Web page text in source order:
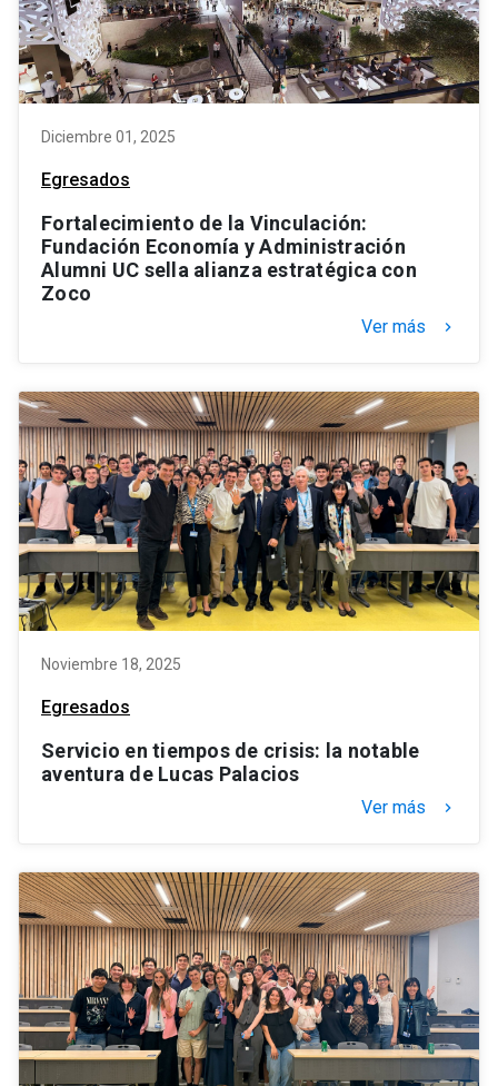
Diciembre 01, 2025
Egresados
Fortalecimiento de la Vinculación:
Fundación Economía y Administración
Alumni UC sella alianza estratégica con
Zoco
Ver más keyboard_arrow_right
Noviembre 18, 2025
Egresados
Servicio en tiempos de crisis: la notable
aventura de Lucas Palacios
Ver más keyboard_arrow_right